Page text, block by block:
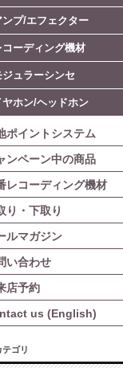
プ/エフェクター
ーディング機材
ュラーシンセ
ホン/ヘッドホン
ポイントシステム
ンペーン中の商品
レコーディング機材
り・下取り
ルマガジン
い合わせ
店予約
us (English)
ゴリ